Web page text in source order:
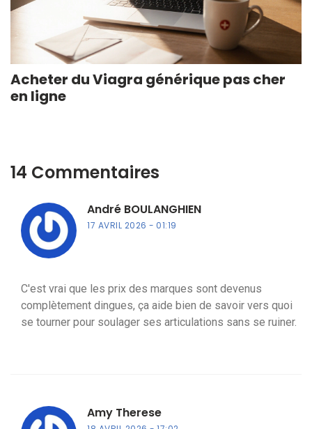
Acheter du Viagra générique pas cher
en ligne
14 Commentaires
André BOULANGHIEN
17 AVRIL 2026 01:19
C'est vrai que les prix des marques sont devenus
complètement dingues, ça aide bien de savoir vers quoi
se tourner pour soulager ses articulations sans se ruiner.
Amy Therese